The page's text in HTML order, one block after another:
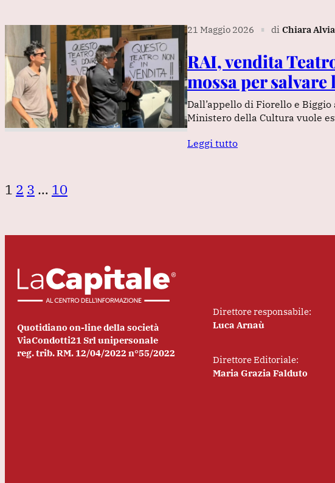
21 Maggio 2026 ∎ di Chiara
RAI, vendita
mossa per
Dall’appello di Fiorello e
Ministero della Cultura vuole
Leggi tutto
1 2 3 … 10
Quotidiano on-line della società
ViaCondotti21 Srl unipersonale
reg. trib. RM. 12/04/2022 n°55/2022
Direttore responsabile:
Luca Arnaù
Direttore Editoriale:
Maria Grazia Falduto